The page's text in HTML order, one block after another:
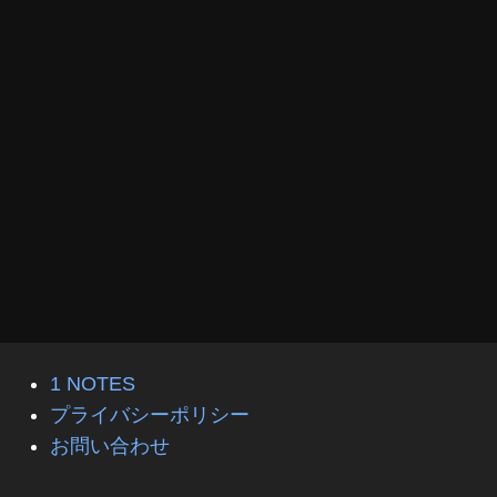
1 NOTES
プライバシーポリシー
お問い合わせ